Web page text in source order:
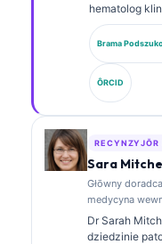
hematolog
klinicznej
w Kantesti AI
medycznom
neuronowej.
interpretacji
laboratoryjnej.
Brama
ÔRCID
RECYNZYJŌR
Sara
Głōwny
medycyna
Dr Sarah
dziedzinie